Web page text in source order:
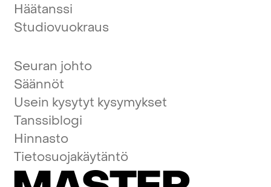
Häätanssi
Studiovuokraus
Seuran johto
Säännöt
Usein kysytyt kysymykset
Tanssiblogi
Hinnasto
Tietosuojakäytäntö